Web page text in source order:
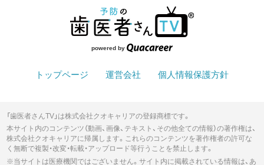
powered by
トップページ 運営会社 個人情報保護方針
「歯医者さんTV」は株式会社クオキャリアの登録商標です。
本サイト内のコンテンツ（動画、画像、テキスト、その他全ての情報）の著作権は、
株式会社クオキャリアに帰属します。これらのコンテンツを著作権者の許可な
く無断で複製・改変・転載・アップロード等行うことを禁止します。
※当サイトは医療機関ではございません。サイト内に掲載されている情報は、あ